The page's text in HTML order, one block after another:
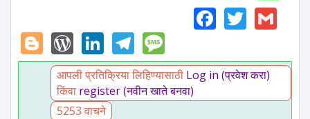
Blogger
WordPress
LinkedIn
Telegram
आपली प्रतिक्रिया लिहिण्यासाठी Log in (प्रवेश करा)
किंवा register (नवीन खाते बनवा)
5253 वाचने